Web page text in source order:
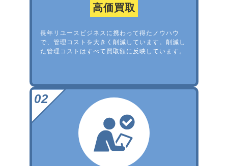
高価買取
長年リユースビジネスに携わって得たノウハウ
で、管理コストを大きく削減しています。削減し
た管理コストはすべて買取額に反映しています。